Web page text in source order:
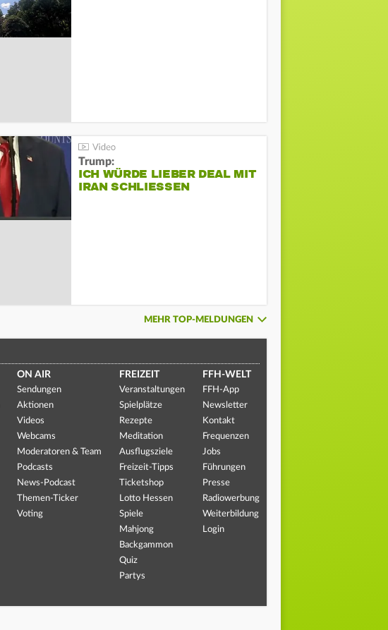
Trump:
ICH WÜRDE LIEBER DEAL MIT
IRAN SCHLIESSEN
MEHR TOP-MELDUNGEN
ON AIR
Sendungen
Aktionen
Videos
Webcams
Moderatoren & Team
Podcasts
News-Podcast
Themen-Ticker
Voting
FREIZEIT
Veranstaltungen
Spielplätze
Rezepte
Meditation
Ausflugsziele
Freizeit-Tipps
Ticketshop
Lotto Hessen
Spiele
Mahjong
Backgammon
Quiz
Partys
FFH-WELT
FFH-App
Newsletter
Kontakt
Frequenzen
Jobs
Führungen
Presse
Radiowerbung
Weiterbildung
Login